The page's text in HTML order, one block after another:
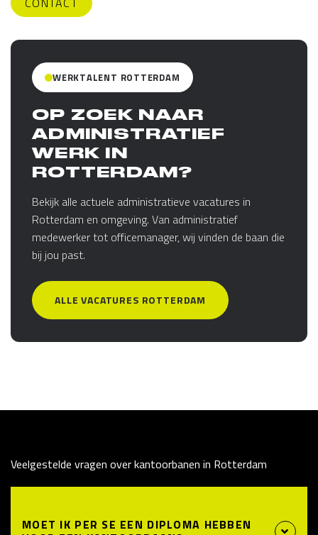
WERKTALENT ROTTERDAM
OP ZOEK NAAR
ADMINISTRATIEF
WERK IN
ROTTERDAM?
Bekijk alle actuele administratieve vacatures in
Rotterdam en omgeving. Van administratief
medewerker tot officemanager, wij vinden de baan die
bij jou past.
ALLE VACATURES ROTTERDAM
Veelgestelde vragen over kantoorbanen in Rotterdam
MOET IK PER SE EEN DIPLOMA HEBBEN